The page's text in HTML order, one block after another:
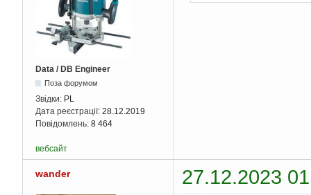
Data / DB Engineer
Поза форумом
Звідки: PL
Дата реєстрації: 28.12.2019
Повідомлень: 8 464
вебсайт
wander 27.12.2023